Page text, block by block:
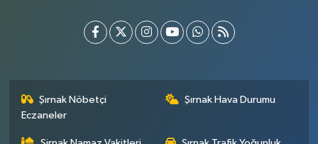
Şırnak Nöbetçi
Eczaneler
Şırnak Hava Durumu